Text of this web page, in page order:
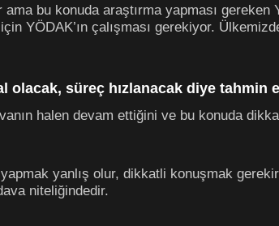
bu konuda araştırma yapması gereken
YÖDAK’ın çalışması gerekiyor.
olacak, süreç hızlanacak diye tahmin
halen devam ettiğini ve bu konuda
yanlış olur, dikkatli konuşmak
niteliğindedir.